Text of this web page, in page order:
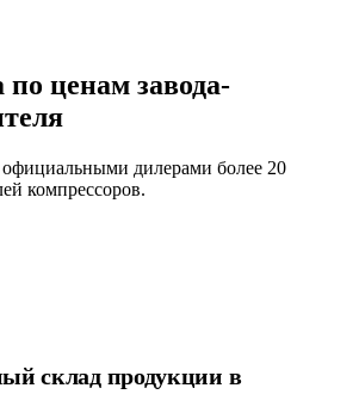
ценам завода-
дилерами более 20
компрессоров.
склад продукции в